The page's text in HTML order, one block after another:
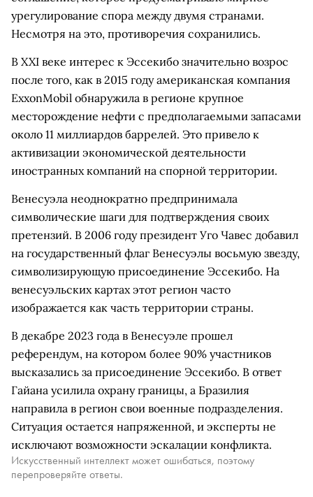
урегулирование спора между двумя странами.
Несмотря на это, противоречия сохранились.
В XXI веке интерес к Эссекибо значительно возрос
после того, как в 2015 году американская компания
ExxonMobil обнаружила в регионе крупное
месторождение нефти с предполагаемыми запасами
около 11 миллиардов баррелей. Это привело к
активизации экономической деятельности
иностранных компаний на спорной территории.
Венесуэла неоднократно предпринимала
символические шаги для подтверждения своих
претензий. В 2006 году президент Уго Чавес добавил
на государственный флаг Венесуэлы восьмую звезду,
символизирующую присоединение Эссекибо. На
венесуэльских картах этот регион часто
изображается как часть территории страны.
В декабре 2023 года в Венесуэле прошел
референдум, на котором более 90% участников
высказались за присоединение Эссекибо. В ответ
Гайана усилила охрану границы, а Бразилия
направила в регион свои военные подразделения.
Ситуация остается напряженной, и эксперты не
исключают возможности эскалации конфликта.
Искусственный интеллект может ошибаться, поэтому
перепроверяйте ответы.